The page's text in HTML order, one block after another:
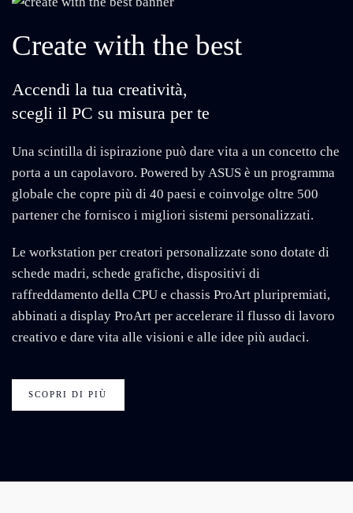
Create with the best
Accendi la tua creatività,
scegli il PC su misura per te
Una scintilla di ispirazione può dare vita a un concetto che
porta a un capolavoro. Powered by ASUS è un programma
globale che copre più di 40 paesi e coinvolge oltre 500
partener che fornisco i migliori sistemi personalizzati.
Le workstation per creatori personalizzate sono dotate di
schede madri, schede grafiche, dispositivi di
raffreddamento della CPU e chassis ProArt pluripremiati,
abbinati a display ProArt per accelerare il flusso di lavoro
creativo e dare vita alle visioni e alle idee più audaci.
SCOPRI DI PIÙ